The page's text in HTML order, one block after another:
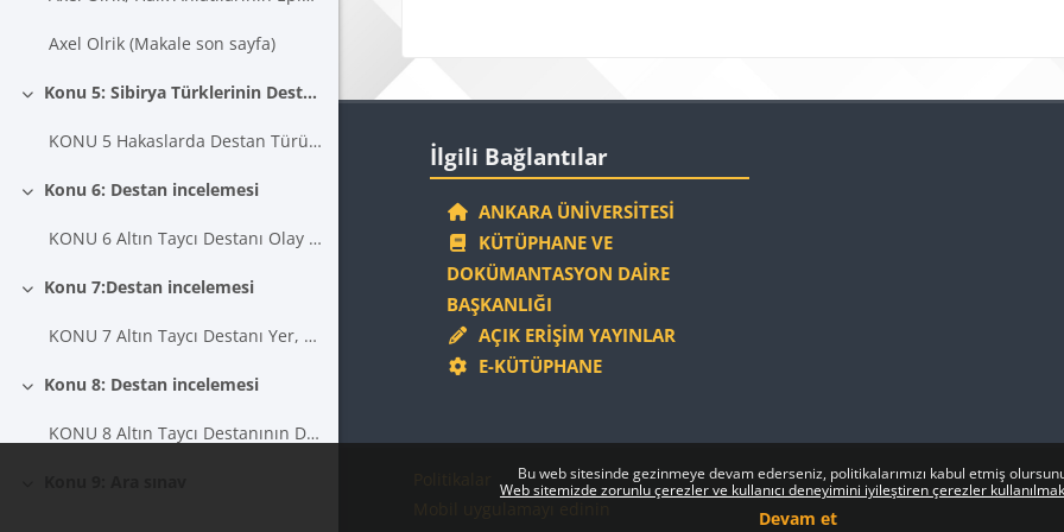
Bu web sitesinde gezinmeye devam ederseniz, politikalarımızı kabul etmiş
Web sitemizde zorunlu çerezler ve kullanıcı deneyimini iyileştiren çerezler
Devam et
Axel Olrik (Makale son sayfa)
Daralt
Konu 5: Sibirya Türklerinin Destanlarının İcra Özellikleri
KONU 5 Hakaslarda Destan Türünün İcrası
Daralt
Konu 6: Destan incelemesi
KONU 6 Altın Taycı Destanı Olay Örgüsü
Daralt
Konu 7:Destan incelemesi
KONU 7 Altın Taycı Destanı Yer, zaman, kişiler
Daralt
Konu 8: Destan incelemesi
KONU 8 Altın Taycı Destanının Dil ve Anlatım Özellikleri
Bloklar
İlgili Bağlantılar
ANKARA ÜNIVERSITESI
KÜTÜPHANE VE
DOKÜMANTASYON DAIRE
BAŞKANLIĞI
AÇIK ERIŞIM YAYINLAR
E-KÜTÜPHANE